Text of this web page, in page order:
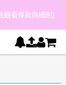
觀看條款與細則)